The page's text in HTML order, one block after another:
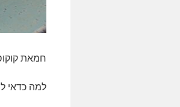
חמאת
למה כדאי